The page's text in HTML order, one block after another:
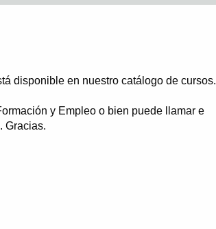
disponible en nuestro catálogo de cursos.
y Empleo o bien puede llamar e
Gracias.